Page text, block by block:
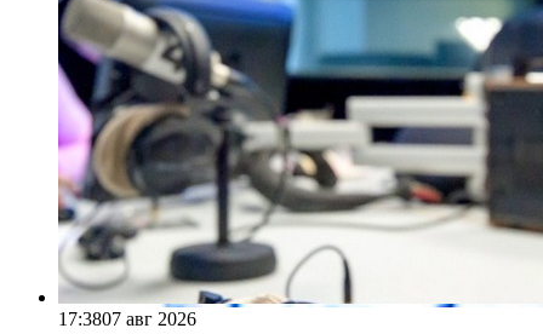
17:3807 авг 2026